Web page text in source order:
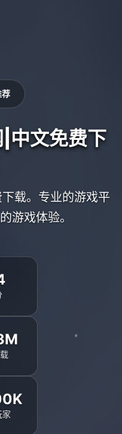
中文免费下
载。专业的游戏平
游戏体验。
家